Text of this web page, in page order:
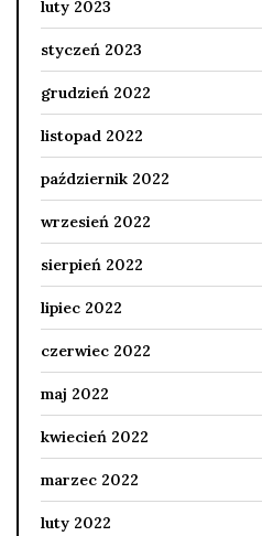
luty 2023
styczeń 2023
grudzień 2022
listopad 2022
październik 2022
wrzesień 2022
sierpień 2022
lipiec 2022
czerwiec 2022
maj 2022
kwiecień 2022
marzec 2022
luty 2022